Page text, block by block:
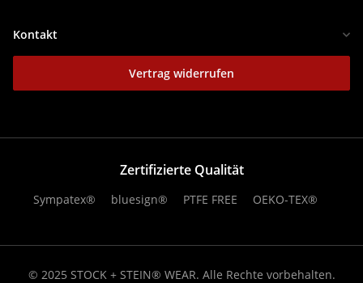
Kontakt
Vertrag widerrufen
Zertifizierte Qualität
Sympatex® bluesign® PTFE FREE OEKO-TEX®
© 2025 STOCK + STEIN® WEAR. Alle Rechte vorbehalten.